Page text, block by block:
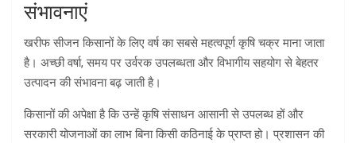
संभावनाएं
खरीफ सीजन किसानों के लिए वर्ष का सबसे महत्वपूर्ण कृषि चक्र माना जाता
है। अच्छी वर्षा, समय पर उर्वरक उपलब्धता और विभागीय सहयोग से बेहतर
उत्पादन की संभावना बढ़ जाती है।
किसानों की अपेक्षा है कि उन्हें कृषि संसाधन आसानी से उपलब्ध हों और
सरकारी योजनाओं का लाभ बिना किसी कठिनाई के प्राप्त हो। प्रशासन की